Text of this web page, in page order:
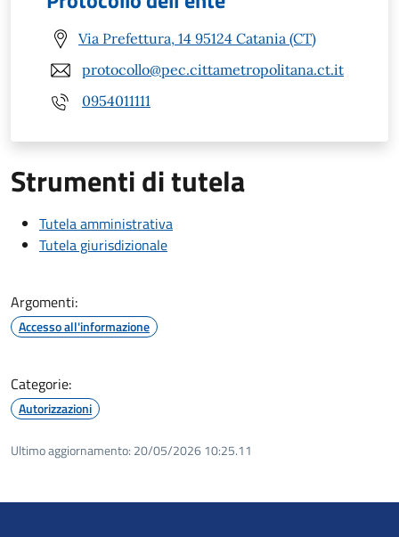
Via Prefettura, 14 95124 Catania (CT)
protocollo@pec.cittametropolitana.ct.it
0954011111
Strumenti di tutela
Tutela amministrativa
Tutela giurisdizionale
Argomenti:
Accesso all'informazione
Categorie:
Autorizzazioni
Ultimo aggiornamento: 20/05/2026 10:25.11